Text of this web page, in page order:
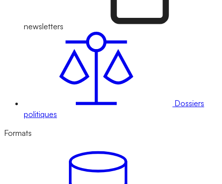
newsletters
Dossiers
politiques
Formats